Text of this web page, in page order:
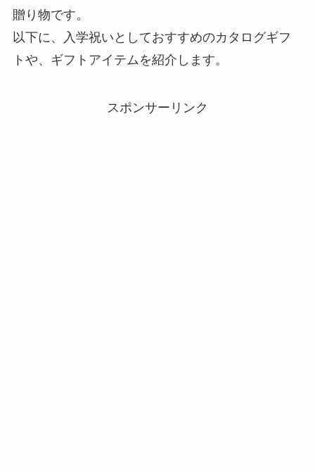
贈り物です。
以下に、入学祝いとしておすすめのカタログギフ
トや、ギフトアイテムを紹介します。
スポンサーリンク